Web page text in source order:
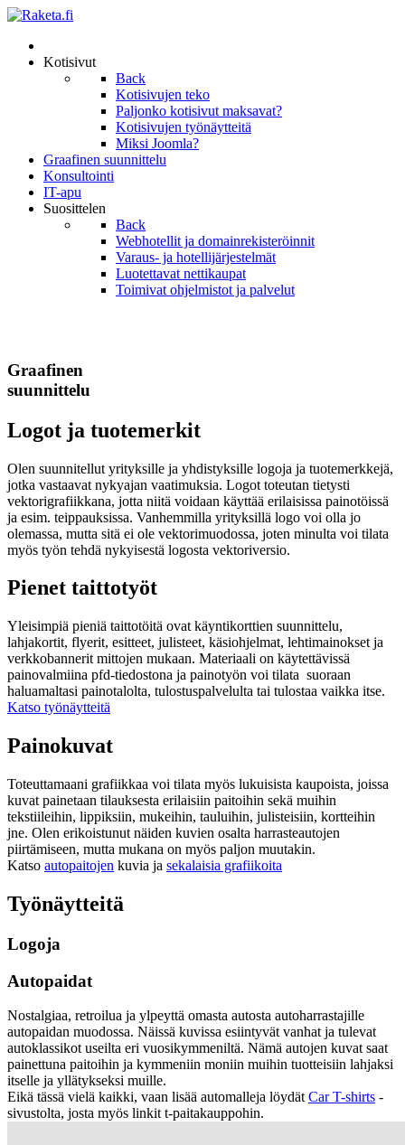
Kotisivut
Back
Kotisivujen teko
Paljonko kotisivut maksavat?
Kotisivujen työnäytteitä
Miksi Joomla?
Graafinen suunnittelu
Konsultointi
IT-apu
Suosittelen
Back
Webhotellit ja domainrekisteröinnit
Varaus- ja hotellijärjestelmät
Luotettavat nettikaupat
Toimivat ohjelmistot ja palvelut
Graafinen
suunnittelu
Logot ja tuotemerkit
Olen suunnitellut yrityksille ja yhdistyksille logoja ja tuotemerkkejä,
jotka vastaavat nykyajan vaatimuksia. Logot toteutan tietysti
vektorigrafiikkana, jotta niitä voidaan käyttää erilaisissa painotöissä
ja esim. teippauksissa. Vanhemmilla yrityksillä logo voi olla jo
olemassa, mutta sitä ei ole vektorimuodossa, joten minulta voi tilata
myös työn tehdä nykyisestä logosta vektoriversio.
Pienet taittotyöt
Yleisimpiä pieniä taittotöitä ovat käyntikorttien suunnittelu,
lahjakortit, flyerit, esitteet, julisteet, käsiohjelmat, lehtimainokset ja
verkkobannerit mittojen mukaan. Materiaali on käytettävissä
painovalmiina pfd-tiedostona ja painotyön voi tilata suoraan
haluamaltasi painotalolta, tulostuspalvelulta tai tulostaa vaikka itse.
Katso työnäytteitä
Painokuvat
Toteuttamaani grafiikkaa voi tilata myös lukuisista kaupoista, joissa
kuvat painetaan tilauksesta erilaisiin paitoihin sekä muihin
tekstiileihin, lippiksiin, mukeihin, tauluihin, julisteisiin, kortteihin
jne. Olen erikoistunut näiden kuvien osalta harrasteautojen
piirtämiseen, mutta mukana on myös paljon muutakin.
Katso autopaitojen kuvia ja sekalaisia grafiikoita
Työnäytteitä
Logoja
Autopaidat
Nostalgiaa, retroilua ja ylpeyttä omasta autosta autoharrastajille
autopaidan muodossa. Näissä kuvissa esiintyvät vanhat ja tulevat
autoklassikot useilta eri vuosikymmeniltä. Nämä autojen kuvat saat
painettuna paitoihin ja kymmeniin moniin muihin tuotteisiin lahjaksi
itselle ja yllätykseksi muille.
Eikä tässä vielä kaikki, vaan lisää automalleja löydätCar T-shirts -
sivustolta, josta myös linkit t-paitakauppohin.